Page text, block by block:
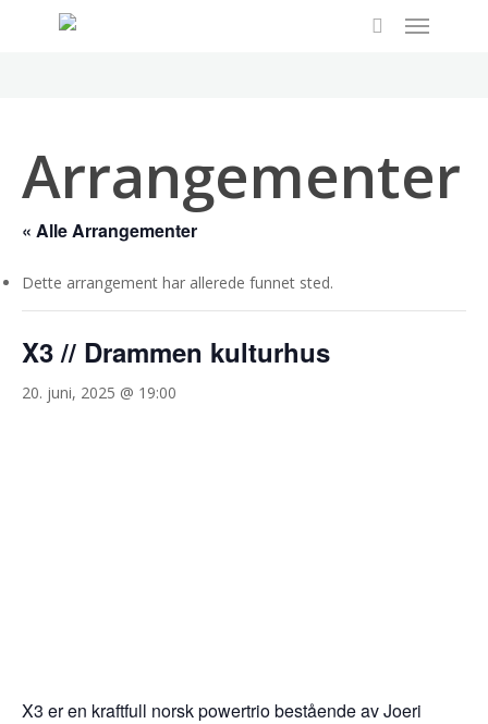
Menu
Arrangementer
« Alle Arrangementer
Dette arrangement har allerede funnet sted.
X3 // Drammen kulturhus
20. juni, 2025 @ 19:00
X3 er en kraftfull norsk powertrio bestående av Joeri